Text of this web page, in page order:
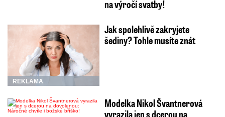
na výročí svatby!
REKLAMA
Jak spolehlivě zakryjete
šediny? Tohle musíte znát
Modelka Nikol Švantnerová
vyrazila jen s dcerou na